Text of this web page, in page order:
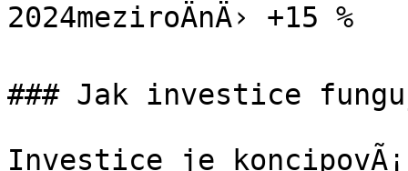
2024meziroÄnÄ› +15 %
### Jak investice
Investice je